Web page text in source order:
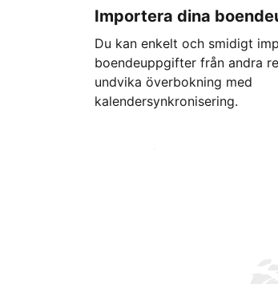
Importera dina
Du kan enkelt och smidigt
boendeuppgifter från andra
undvika överbokning med
kalendersynkronisering.
Kom igång idag